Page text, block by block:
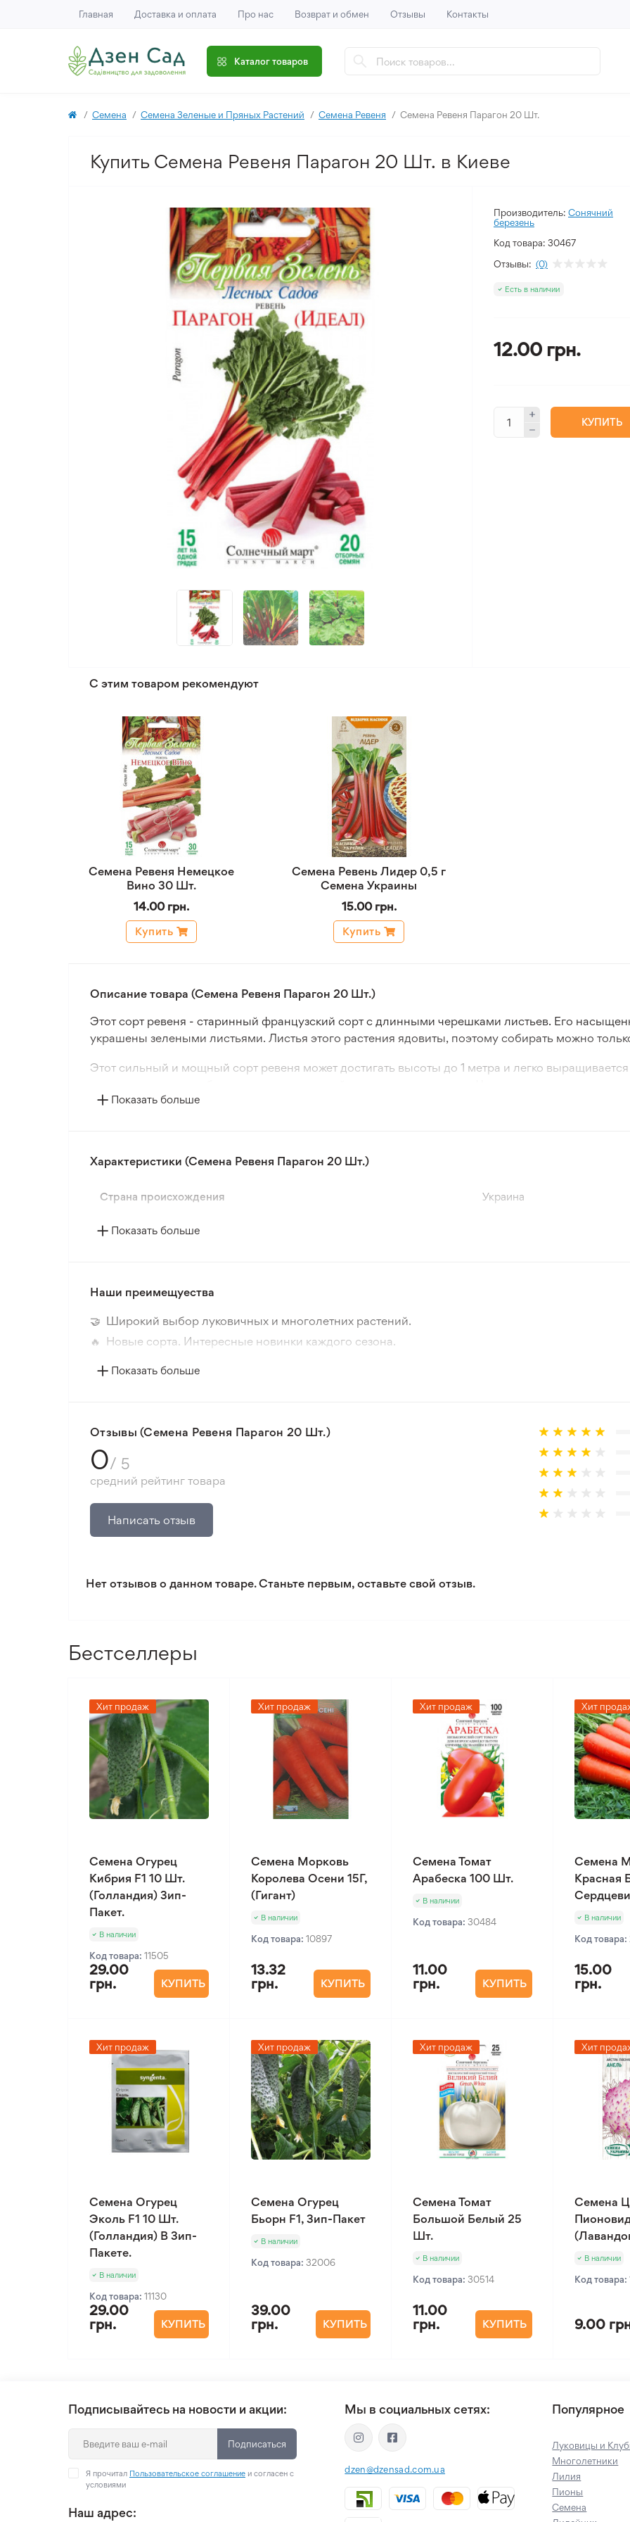
Главная Доставка и оплата Про нас Возврат и обмен Отзывы Контакты
Каталог товаров
Семена Семена Зеленые и Пряных Растений Семена Ревеня Семена Ревеня Парагон 20 Шт.
Купить Семена Ревеня Парагон 20 Шт. в Киеве
Производитель: Сонячний
березень
Код товара: 30467
Отзывы: (0)
Есть в наличии
12.00 грн.
КУПИТЬ
С этим товаром рекомендуют
Семена Ревеня Немецкое
Вино 30 Шт.
14.00 грн.
Купить
Семена Ревень Лидер 0,5 г
Семена Украины
15.00 грн.
Купить
Описание товара (Семена Ревеня Парагон 20 Шт.)
Этот сорт ревеня - старинный французский сорт с длинными черешками листьев. Его
украшены зелеными листьями. Листья этого растения ядовиты, поэтому собирать можно
Этот сильный и мощный сорт ревеня может достигать высоты до 1 метра и легко выращивается
Показать больше
Характеристики (Семена Ревеня Парагон 20 Шт.)
Страна происхождения Украина
Показать больше
Наши преимещуества
🤝 Широкий выбор луковичных и многолетних растений.
🔥 Новые сорта. Интересные новинки каждого сезона.
📸 Соответствие сортов. Совпадение фотографии товара и реального растения.
Показать больше
Отзывы (Семена Ревеня Парагон 20 Шт.)
0/ 5
средний рейтинг товара
Написать отзыв
Нет отзывов о данном товаре. Станьте первым, оставьте свой отзыв.
Бестселлеры
Хит продаж
Семена Огурец
Кибрия F1 10 Шт.
(Голландия) Зип-
Пакет.
В наличии
Код товара: 11505
29.00
грн.
КУПИТЬ
Хит продаж
Семена Морковь
Королева Осени 15Г,
(Гигант)
В наличии
Код товара: 10897
13.32
грн.
КУПИТЬ
Хит продаж
Семена Томат
Арабеска 100 Шт.
В наличии
Код товара: 30484
11.00
грн.
КУПИТЬ
Хит
Семена
Красная
В наличии
Код товара:
15.00
грн.
Хит продаж
Семена Огурец
Эколь F1 10 Шт.
(Голландия) В Зип-
Пакете.
В наличии
Код товара: 11130
29.00
грн.
КУПИТЬ
Хит продаж
Семена Огурец
Бьорн F1, Зип-Пакет
В наличии
Код товара: 32006
39.00
грн.
КУПИТЬ
Хит продаж
Семена Томат
Большой Белый 25
Шт.
В наличии
Код товара: 30514
11.00
грн.
КУПИТЬ
Хит
Семена
В наличии
Код товара:
9.00
Подписывайтесь на новости и акции:
Подписаться
Я прочитал Пользовательское соглашение и согласен с
условиями
Наш адрес:
Мы в социальных сетях:
dzen@dzensad.com.ua
Популярное
Луковицы и
Многолетники
Лилия
Пионы
Семена